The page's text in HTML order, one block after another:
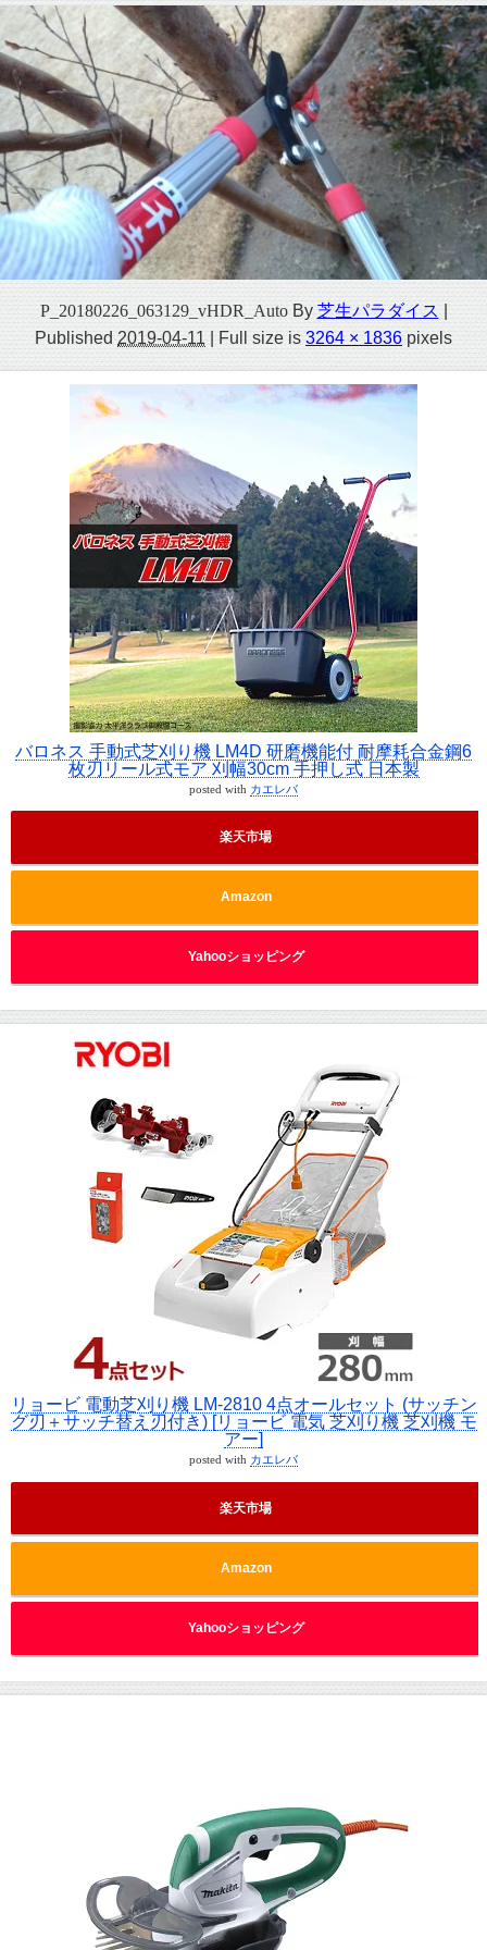
P_20180226_063129_vHDR_Auto By 芝生パラダイス
Published 2019-04-11 Full size is 3264 × 1836 pixels
バロネス 手動式芝刈り機 LM4D 研磨機能付 耐摩耗合金鋼6
枚刃リール式モア 刈幅30cm 手押し式 日本製
posted with カエレバ
楽天市場
Amazon
Yahooショッピング
リョービ 電動芝刈り機 LM-2810 4点オールセット (サッチン
グ刃＋サッチ替え刃付き) [リョービ 電気 芝刈り機 芝刈機 モ
アー]
posted with カエレバ
楽天市場
Amazon
Yahooショッピング